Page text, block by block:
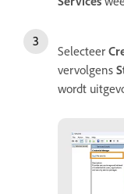
Selecteer
vervolgens
wordt